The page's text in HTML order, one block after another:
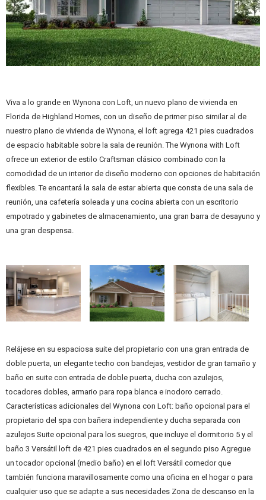
Viva a lo grande en Wynona con Loft, un nuevo plano de vivienda en
Florida de Highland Homes, con un diseño de primer piso similar al de
nuestro plano de vivienda de Wynona, el loft agrega 421 pies cuadrados
de espacio habitable sobre la sala de reunión. The Wynona with Loft
ofrece un exterior de estilo Craftsman clásico combinado con la
comodidad de un interior de diseño moderno con opciones de habitación
flexibles. Te encantará la sala de estar abierta que consta de una sala de
reunión, una cafetería soleada y una cocina abierta con un escritorio
empotrado y gabinetes de almacenamiento, una gran barra de desayuno y
una gran despensa.
Relájese en su espaciosa suite del propietario con una gran entrada de
doble puerta, un elegante techo con bandejas, vestidor de gran tamaño y
baño en suite con entrada de doble puerta, ducha con azulejos,
tocadores dobles, armario para ropa blanca e inodoro cerrado.
Características adicionales del Wynona con Loft: baño opcional para el
propietario del spa con bañera independiente y ducha separada con
azulejos Suite opcional para los suegros, que incluye el dormitorio 5 y el
baño 3 Versátil loft de 421 pies cuadrados en el segundo piso Agregue
un tocador opcional (medio baño) en el loft Versátil comedor que
también funciona maravillosamente como una oficina en el hogar o para
cualquier uso que se adapte a sus necesidades Zona de descanso en la